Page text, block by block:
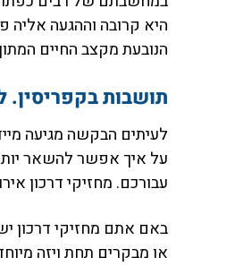
היא קרובה וההגעה אליה
הנובעת מקצב החיים
תושבות בקפריסין.
לעיתים הבקשה מגיעה
על איך אפשר להשאר
עבורכם. מחזיקי דרכון
או מבקרים תחת ויזה